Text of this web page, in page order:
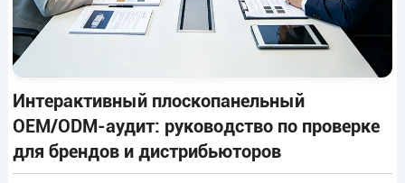
Интерактивный плоскопанельный
OEM/ODM-аудит: руководство по проверке
для брендов и дистрибьюторов